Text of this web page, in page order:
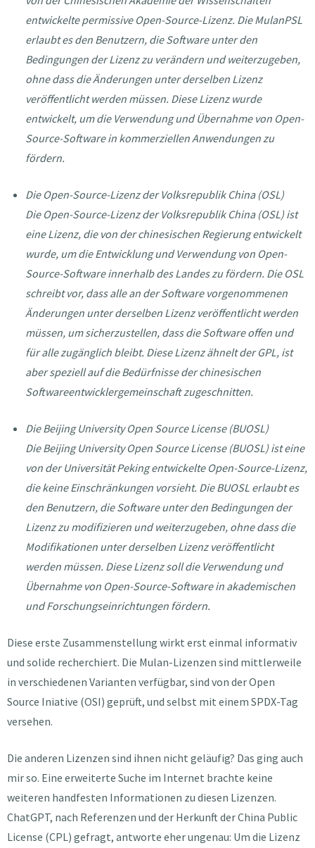
entwickelte permissive Open-Source-Lizenz. Die MulanPSL
erlaubt es den Benutzern, die Software unter den
Bedingungen der Lizenz zu verändern und weiterzugeben,
ohne dass die Änderungen unter derselben Lizenz
veröffentlicht werden müssen. Diese Lizenz wurde
entwickelt, um die Verwendung und Übernahme von Open-
Source-Software in kommerziellen Anwendungen zu
fördern.
Die Open-Source-Lizenz der Volksrepublik China (OSL)
Die Open-Source-Lizenz der Volksrepublik China (OSL) ist
eine Lizenz, die von der chinesischen Regierung entwickelt
wurde, um die Entwicklung und Verwendung von Open-
Source-Software innerhalb des Landes zu fördern. Die OSL
schreibt vor, dass alle an der Software vorgenommenen
Änderungen unter derselben Lizenz veröffentlicht werden
müssen, um sicherzustellen, dass die Software offen und
für alle zugänglich bleibt. Diese Lizenz ähnelt der GPL, ist
aber speziell auf die Bedürfnisse der chinesischen
Softwareentwicklergemeinschaft zugeschnitten.
Die Beijing University Open Source License (BUOSL)
Die Beijing University Open Source License (BUOSL) ist eine
von der Universität Peking entwickelte Open-Source-Lizenz,
die keine Einschränkungen vorsieht. Die BUOSL erlaubt es
den Benutzern, die Software unter den Bedingungen der
Lizenz zu modifizieren und weiterzugeben, ohne dass die
Modifikationen unter derselben Lizenz veröffentlicht
werden müssen. Diese Lizenz soll die Verwendung und
Übernahme von Open-Source-Software in akademischen
und Forschungseinrichtungen fördern.
Diese erste Zusammenstellung wirkt erst einmal informativ
und solide recherchiert. Die Mulan-Lizenzen sind mittlerweile
in verschiedenen Varianten verfügbar, sind von der Open
Source Iniative (OSI) geprüft, und selbst mit einem SPDX-Tag
versehen.
Die anderen Lizenzen sind ihnen nicht geläufig? Das ging auch
mir so. Eine erweiterte Suche im Internet brachte keine
weiteren handfesten Informationen zu diesen Lizenzen.
ChatGPT, nach Referenzen und der Herkunft der China Public
License (CPL) gefragt, antworte eher ungenau: Um die Lizenz